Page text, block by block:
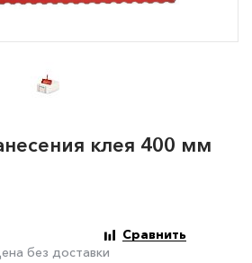
клея 400 мм
Сравнить
без доставки